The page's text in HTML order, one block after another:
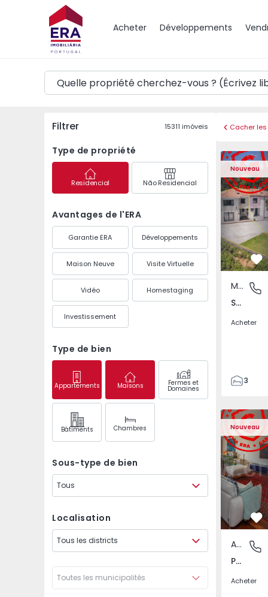
Acheter Développements
Carte
Filtrer 15311 imóveis
Type de propriété
Residencial Não Residencial
Avantages de l'ERA
Garantie ERA Développements
Maison Neuve Visite Virtuelle
Vidéo Homestaging
Investissement
Type de bien
Appartements Maisons Fermes et
Domaines
Bâtiments Chambres
Sous-type de bien
Tous
Localisation
Tous les districts
Toutes les municipalités
Cacher
Nouveau
Maison Jumelée T3
Maison
São
Maison Jumelée
São Mateus da Calheta, Ilha Terceira
Acheter
3
149
226
2
Nouveau
Appartement T3
Póvoa
Appartement
Póvoa de Varzim, Beiriz e Argivai, Porto
Acheter